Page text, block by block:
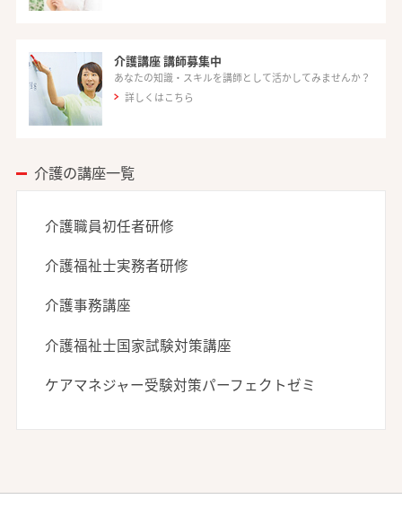
介護講座 講師募集中
あなたの知識・スキルを講師として活かしてみませんか？
詳しくはこちら
介護の講座一覧
介護職員初任者研修
介護福祉士実務者研修
介護事務講座
介護福祉士国家試験対策講座
ケアマネジャー受験対策パーフェクトゼミ